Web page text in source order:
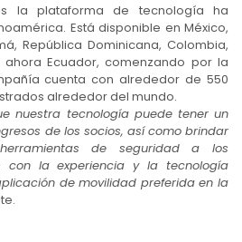
la plataforma de tecnología ha
Está disponible en México,
República Dominicana, Colombia,
ahora Ecuador, comenzando por la
cuenta con alrededor de 550
alrededor del mundo.
nuestra tecnología puede tener un
de los socios, así como brindar
de seguridad a los
con la experiencia y la tecnología
de movilidad preferida en la